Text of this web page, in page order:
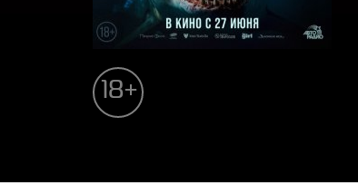
18+